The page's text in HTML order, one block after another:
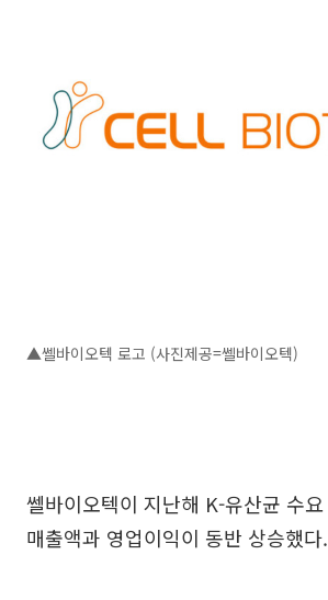
▲쎌바이오텍 로고 (사진제공=쎌바이오텍)
쎌바이오텍이 지난해 K-유산균 수
매출액과 영업이익이 동반 상승했다.